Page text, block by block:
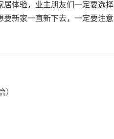
居体验，业主朋友们一定要选择
新家一直新下去，一定要注意
）